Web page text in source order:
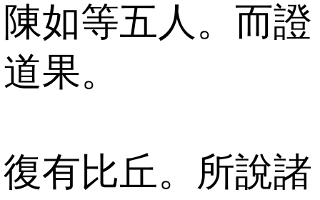
陳如等五人。而證
道果。
復有比丘。所說諸